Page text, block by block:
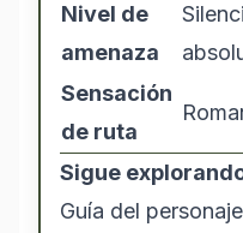
Nivel de
amenaza
Sensación
de ruta
Sigue
Guía del